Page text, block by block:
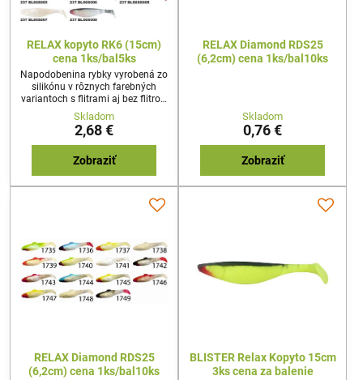
RELAX kopyto RK6 (15cm)
cena 1ks/bal5ks
Napodobenina rybky vyrobená zo
silikónu v rôznych farebných
variantoch s flitrami aj bez flitrov.
Používa sa na stredne ťažkú až
ťažkú prívlač z brehu a z člna,
svojim pohybom imituje
poranenú rybku. Napichuje sa na
jigový háčik, a systémik na
Skladom
2,68 €
Zobraziť
RELAX Diamond RDS25
(6,2cm) cena 1ks/bal10ks
Skladom
0,76 €
Zobraziť
RELAX Diamond RDS25
(6,2cm) cena 1ks/bal10ks
BLISTER Relax Kopyto 15cm
3ks cena za balenie